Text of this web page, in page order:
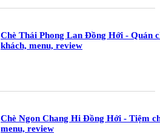
Chè Thái Phong Lan Đồng Hới - Quán
khách, menu, review
Chè Ngon Chang Hi Đồng Hới - Tiệm
menu, review